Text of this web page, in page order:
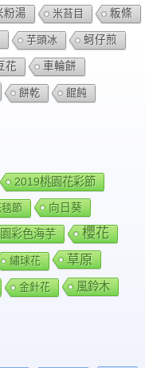
粉湯 米苔目 粄條
芋頭冰 蚵仔煎
花 車輪餅
餅乾 餛飩
2019桃園花彩節
節 向日葵
彩色海芋 櫻花
繡球花 草原
金針花 風鈴木